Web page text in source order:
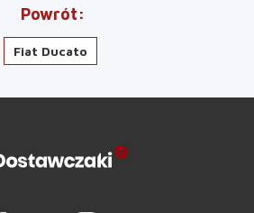
Powrót
Fiat Ducato